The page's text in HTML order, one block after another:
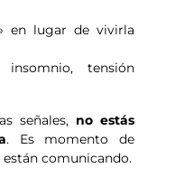
en lugar de vivirla
insomnio, tensión
señales, no estás
. Es momento de
comunicando.